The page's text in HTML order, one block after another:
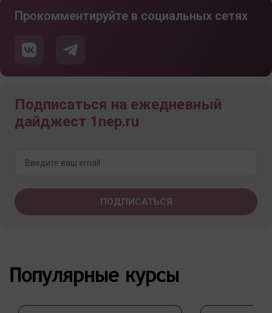
Прокомментируйте в социальных сетях
Подписаться на ежедневный
дайджест 1nep.ru
Популярные курсы